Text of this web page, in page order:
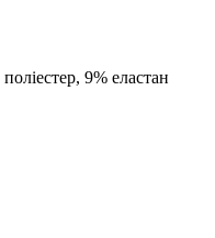
9% еластан